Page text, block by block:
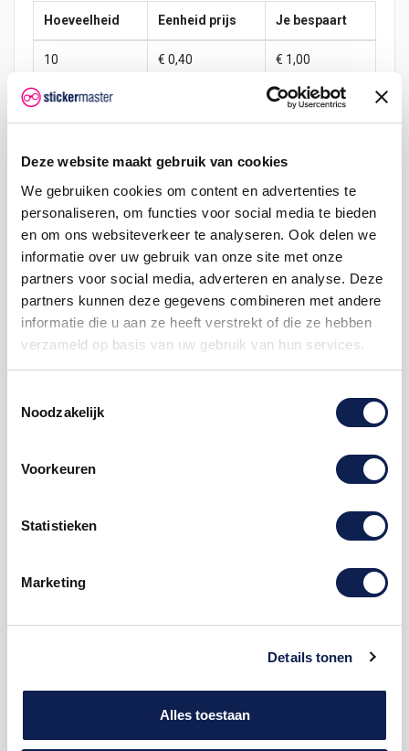
Deze website maakt gebruik van cookies
We gebruiken cookies om content en advertenties te
personaliseren, om functies voor social media te bieden
en om ons websiteverkeer te analyseren. Ook delen we
informatie over uw gebruik van onze site met onze
partners voor social media, adverteren en analyse. Deze
partners kunnen deze gegevens combineren met andere
informatie die u aan ze heeft verstrekt of die ze hebben
verzameld op basis van uw gebruik van hun services.
Noodzakelijk
Voorkeuren
Statistieken
Marketing
Details tonen
Alles toestaan
Hoeveelheid Eenheid prijs Je bespaart
10 € 0,40 € 1,00
15 € 2,25
100 € 0,28 € 22,50
200 € 0,25 € 50,00
€ 0,20 € 150,00
750 € 0,15 € 262,50
Piepschuim Letter E Impact
De Piepschuim Letter E Impact is te bestellen vanaf
dikte van de letter is altijd 20 mm. Piepschuim is niet